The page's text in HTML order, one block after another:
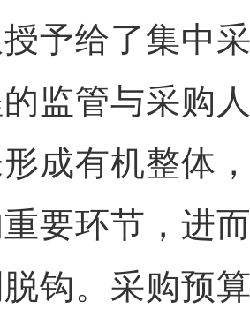
予给了集中
监管与采购
成有机整体
要环节，进
钩。采购预